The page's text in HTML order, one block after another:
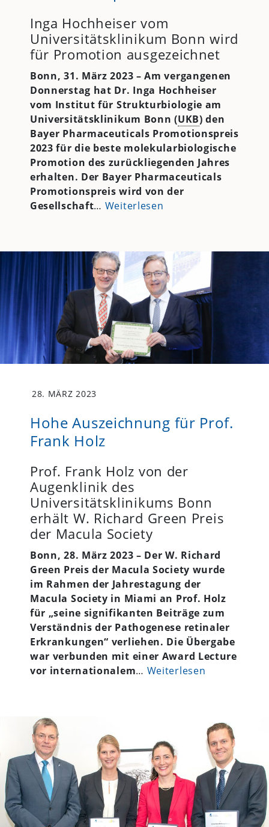
Inga Hochheiser vom
Universitätsklinikum Bonn wird
für Promotion ausgezeichnet
Bonn, 31. März 2023 –Am vergangenen
Donnerstag hat Dr. Inga Hochheiser
vom Institut für Strukturbiologie am
Universitätsklinikum Bonn (UKB) den
Bayer Pharmaceuticals Promotionspreis
2023 für die beste molekularbiologische
Promotion des zurückliegenden Jahres
erhalten. Der Bayer Pharmaceuticals
Promotionspreis wird von der
Gesellschaft… Weiterlesen
28. MÄRZ 2023
Hohe Auszeichnung für Prof.
Frank Holz
Prof. Frank Holz von der
Augenklinik des
Universitätsklinikums Bonn
erhält W. Richard Green Preis
der Macula Society
Bonn, 28. März 2023 – Der W. Richard
Green Preis der Macula Society wurde
im Rahmen der Jahrestagung der
Macula Society in Miami an Prof. Holz
für „seine signifikanten Beiträge zum
Verständnis der Pathogenese retinaler
Erkrankungen“ verliehen. Die Übergabe
war verbunden mit einer Award Lecture
vor internationalem… Weiterlesen